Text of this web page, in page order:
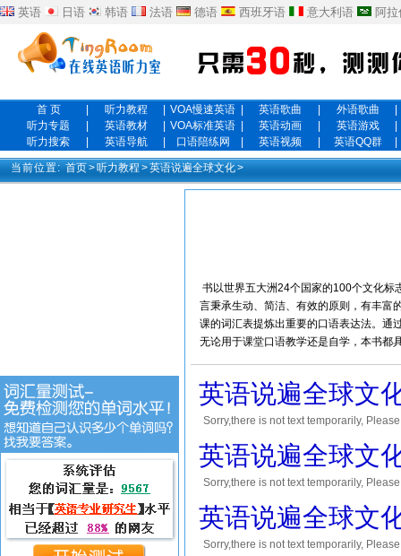
英语 日语 韩语 法语 德语 西班牙语 意大利语 阿
首 页 听力教程 VOA慢速英语 英语歌曲 外语歌曲
听力专题
英语教材 VOA标准英语 英语动画 英语游戏
听力搜索
英语导航 口语陪练网 英语视频 英语QQ群
当前位置: 首页>听力教程 >英语说遍全球文化>
书以世界五大洲24个国家的100个文化标
言秉承生动、简洁、有效的原则，有丰富
课的词汇表提炼出重要的口语表达法。通
无论用于课堂口语教学还是自学，本书都
英语说遍全球文
Sorry,there is not text temporarily,
英语说遍全球文
Sorry,there is not text temporarily,
英语说遍全球文
Sorry,there is not text temporarily,